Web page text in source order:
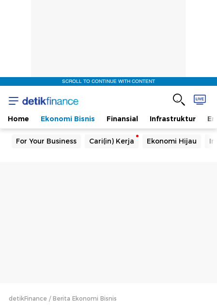
SCROLL TO CONTINUE WITH CONTENT
Home Ekonomi Bisnis Finansial Infrastruktur
For Your Business Cari(in) Kerja Ekonomi Hijau
detikFinance Berita Ekonomi Bisnis